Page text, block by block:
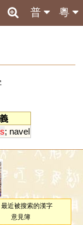
粵
普
; navel
最近被搜索的漢字
意見簿